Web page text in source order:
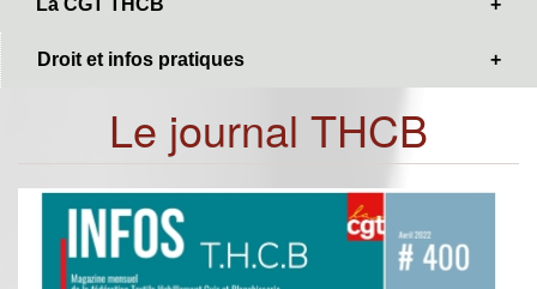
La CGT THCB
Droit et infos pratiques
Le journal THCB